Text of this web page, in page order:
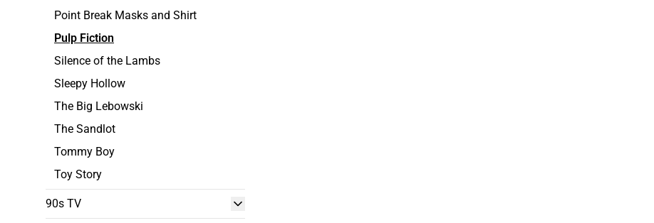
Point Break Masks and Shirt
Pulp Fiction
Silence of the Lambs
Sleepy Hollow
The Big Lebowski
The Sandlot
Tommy Boy
Toy Story
90s TV